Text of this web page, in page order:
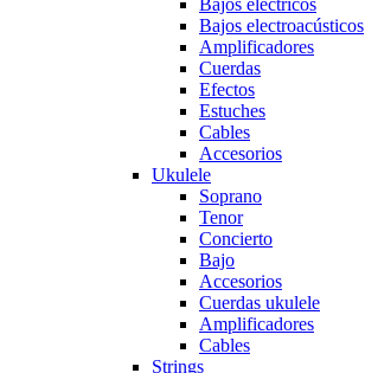
Bajos electroacústicos
Amplificadores
Cuerdas
Efectos
Estuches
Cables
Accesorios
Ukulele
Soprano
Tenor
Concierto
Bajo
Accesorios
Cuerdas ukulele
Amplificadores
Cables
Strings